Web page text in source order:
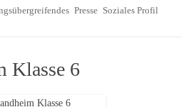
Presse Soziales Profil
Klasse 6